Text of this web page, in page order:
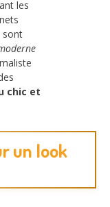
les
sont
chic et
un look